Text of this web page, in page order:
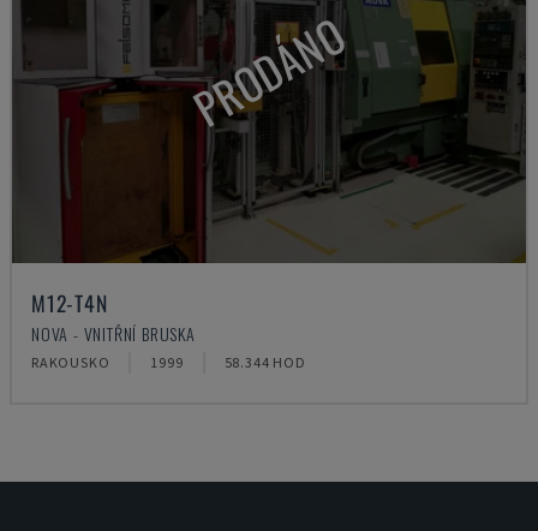
PRODÁNO
M12-T4N
NOVA - VNITŘNÍ BRUSKA
RAKOUSKO 1999 58.344 HOD